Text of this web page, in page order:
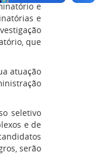
e
e
que
atuação
seletivo
e de
serão